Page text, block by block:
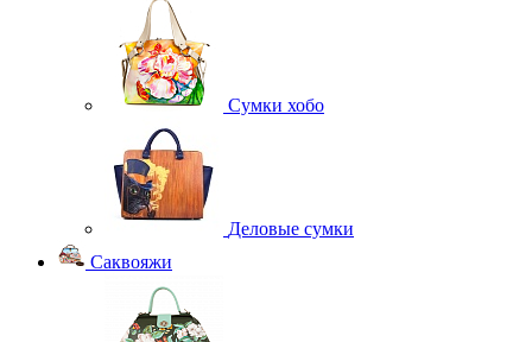
Сумки хобо
Деловые сумки
Саквояжи